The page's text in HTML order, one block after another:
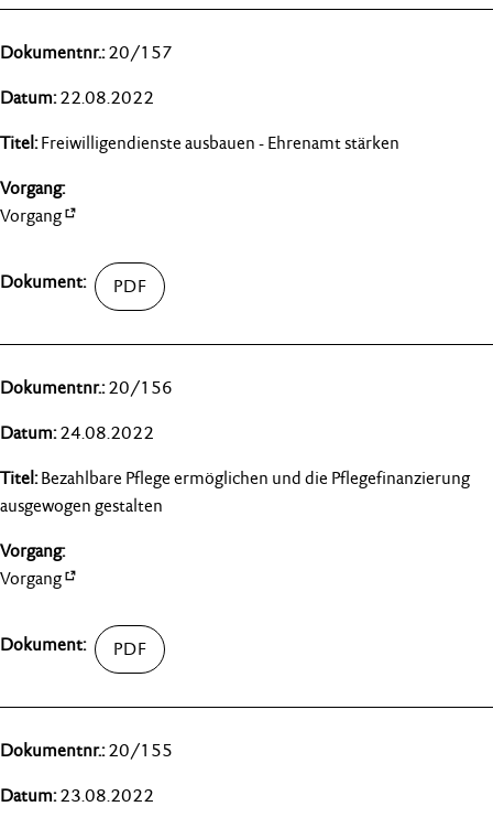
20/157
22.08.2022
Freiwilligendienste ausbauen - Ehrenamt stärken
Vorgang
20/156
24.08.2022
Bezahlbare Pflege ermöglichen und die Pflegefinanzierung
ausgewogen gestalten
Vorgang
20/155
23.08.2022